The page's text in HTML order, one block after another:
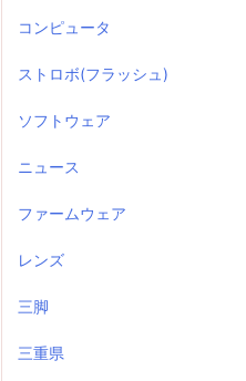
コンピュータ
ストロボ(フラッシュ)
ソフトウェア
ニュース
ファームウェア
レンズ
三脚
三重県